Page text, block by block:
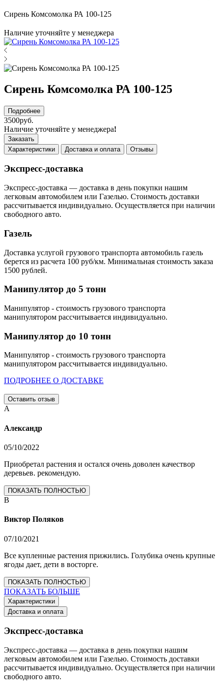
Сирень Комсомолка РА 100-125
Наличие уточняйте у менеджера
Сирень Комсомолка РА 100-125
Подробнее
3500руб.
Наличие уточняйте у менеджера!
Заказать
Характеристики
Доставка и оплата Отзывы
Экспресс-доставка
Экспресс-доставка — доставка в день покупки нашим
легковым автомобилем или Газелью. Стоимость доставки
рассчитывается индивидуально. Осуществляется при наличии
свободного авто.
Газель
Доставка услугой грузового транспорта автомобиль газель
берется из расчета 100 руб/км. Минимальная стоимость заказа
1500 рублей.
Манипулятор до 5 тонн
Манипулятор - стоимость грузового транспорта
манипулятором рассчитывается индивидуально.
Манипулятор до 10 тонн
Манипулятор - стоимость грузового транспорта
манипулятором рассчитывается индивидуально.
ПОДРОБНЕЕ О ДОСТАВКЕ
Оставить отзыв
А
Александр
05/10/2022
Приобретал растения и остался очень доволен качествор
деревьев. рекомендую.
ПОКАЗАТЬ ПОЛНОСТЬЮ
В
Виктор Поляков
07/10/2021
Все купленные растения прижились. Голубика очень крупные
ягоды дает, дети в восторге.
ПОКАЗАТЬ ПОЛНОСТЬЮ
ПОКАЗАТЬ БОЛЬШЕ
Характеристики
Доставка и оплата
Экспресс-доставка
Экспресс-доставка — доставка в день покупки нашим
легковым автомобилем или Газелью. Стоимость доставки
рассчитывается индивидуально. Осуществляется при наличии
свободного авто.